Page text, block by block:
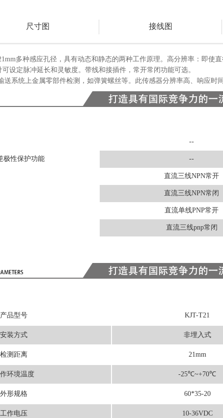
尺寸图 接线图
多种感应孔径，具有动态和静态的两种工作原理。高分辨率：即使
设定脉冲延长和灵敏度。带线和接插件，常开常闭功能可选。
系统上金属零部件检测，如弹簧螺丝等。此传感器分辨率高、响应时间
--
极性保护功能 --
直流三线NPN常开
直流三线NPN常闭
直流单线PNP常开
直流三线pnp常闭
产品型号 KJT-T21
安装方式 非埋入式
检测距离 21mm
环境温度 -25℃~+70℃
外形规格 60*35-20
工作电压 10-36VDC